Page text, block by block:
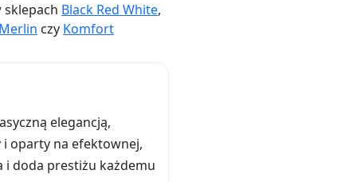
Black Red White,
czy Komfort
elegancją,
oparty na efektownej,
doda prestiżu każdemu